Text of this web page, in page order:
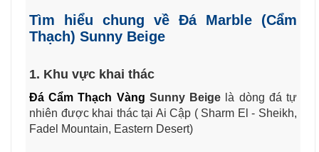
Tìm hiểu chung về Đá Marble (Cẩm
Thạch) Sunny Beige
1. Khu vực khai thác
Đá Cẩm Thạch Vàng Sunny Beige là dòng đá tự
nhiên được khai thác tại Ai Cập ( Sharm El - Sheikh,
Fadel Mountain, Eastern Desert)